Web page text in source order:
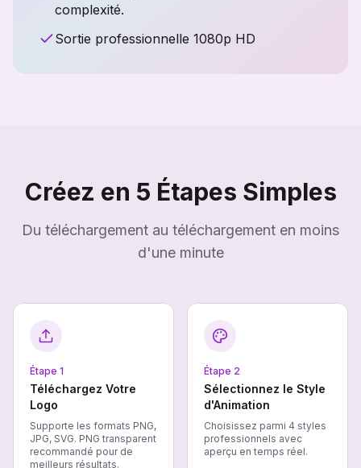
complexité.
Sortie professionnelle 1080p HD
Créez en 5 Étapes Simples
Du téléchargement au téléchargement en moins
d'une minute
Étape 1
Téléchargez Votre
Logo
Supporte les formats PNG,
JPG, SVG. PNG transparent
recommandé pour de
meilleurs résultats.
Étape 2
Sélectionnez le Style
d'Animation
Choisissez parmi 4 styles
professionnels avec
aperçu en temps réel.